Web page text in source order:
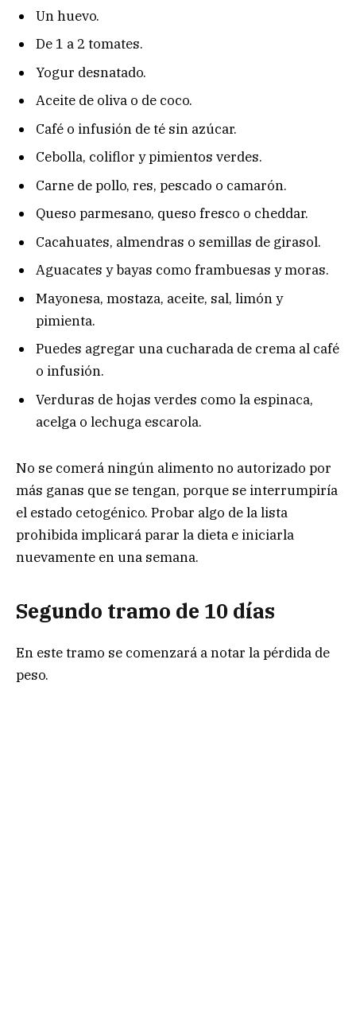
Un huevo.
De 1 a 2 tomates.
Yogur desnatado.
Aceite de oliva o de coco.
Café o infusión de té sin azúcar.
Cebolla, coliflor y pimientos verdes.
Carne de pollo, res, pescado o camarón.
Queso parmesano, queso fresco o cheddar.
Cacahuates, almendras o semillas de girasol.
Aguacates y bayas como frambuesas y moras.
Mayonesa, mostaza, aceite, sal, limón y
pimienta.
Puedes agregar una cucharada de crema al café
o infusión.
Verduras de hojas verdes como la espinaca,
acelga o lechuga escarola.
No se comerá ningún alimento no autorizado por
más ganas que se tengan, porque se interrumpiría
el estado cetogénico. Probar algo de la lista
prohibida implicará parar la dieta e iniciarla
nuevamente en una semana.
Segundo tramo de 10 días
En este tramo se comenzará a notar la pérdida de
peso.